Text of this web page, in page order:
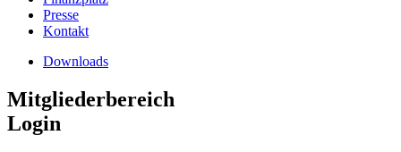
Presse
Kontakt
Downloads
Mitgliederbereich
Login